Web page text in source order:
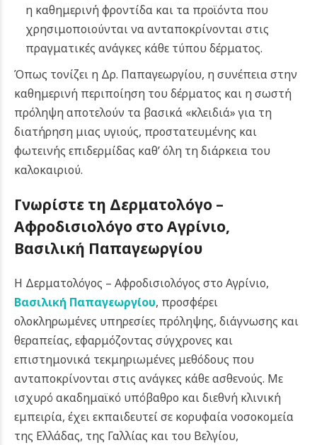
η καθημερινή φροντίδα και τα προϊόντα που
χρησιμοποιούνται να ανταποκρίνονται στις
πραγματικές ανάγκες κάθε τύπου δέρματος.
Όπως τονίζει η Δρ. Παπαγεωργίου, η συνέπεια στην
καθημερινή περιποίηση του δέρματος και η σωστή
πρόληψη αποτελούν τα βασικά «κλειδιά» για τη
διατήρηση μιας υγιούς, προστατευμένης και
φωτεινής επιδερμίδας καθ’ όλη τη διάρκεια του
καλοκαιριού.
Γνωρίστε τη Δερματολόγο –
Αφροδισιολόγο στο Αγρίνιο,
Βασιλική Παπαγεωργίου
Η Δερματολόγος – Αφροδισιολόγος στο Αγρίνιο,
Βασιλική Παπαγεωργίου, προσφέρει
ολοκληρωμένες υπηρεσίες πρόληψης, διάγνωσης και
θεραπείας, εφαρμόζοντας σύγχρονες και
επιστημονικά τεκμηριωμένες μεθόδους που
ανταποκρίνονται στις ανάγκες κάθε ασθενούς. Με
ισχυρό ακαδημαϊκό υπόβαθρο και διεθνή κλινική
εμπειρία, έχει εκπαιδευτεί σε κορυφαία νοσοκομεία
της Ελλάδας, της Γαλλίας και του Βελγίου,